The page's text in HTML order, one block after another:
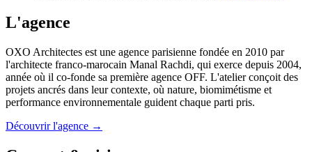
L'agence
OXO Architectes est une agence parisienne fondée en 2010 par
l'architecte franco-marocain Manal Rachdi, qui exerce depuis 2004,
année où il co-fonde sa première agence OFF. L'atelier conçoit des
projets ancrés dans leur contexte, où nature, biomimétisme et
performance environnementale guident chaque parti pris.
Découvrir l'agence →